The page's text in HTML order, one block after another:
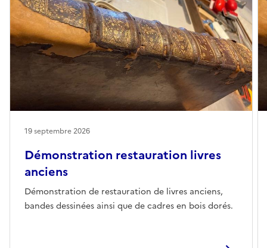
Démonstration restauration livres
anciens
Démonstration de restauration de livres anciens,
bandes dessinées ainsi que de cadres en bois dorés.
19 septembre 2026